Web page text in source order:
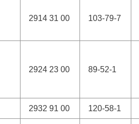
2914 31 00 103-79-7
2924 23 00 89-52-1
2932 91 00 120-58-1